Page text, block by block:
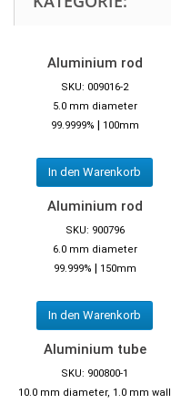
Aluminium rod
SKU: 009016-2
5.0 mm diameter
99.9999% | 100mm
In den Warenkorb
Aluminium rod
SKU: 900796
6.0 mm diameter
99.999% | 150mm
In den Warenkorb
Aluminium tube
SKU: 900800-1
10.0 mm diameter, 1.0 mm wall